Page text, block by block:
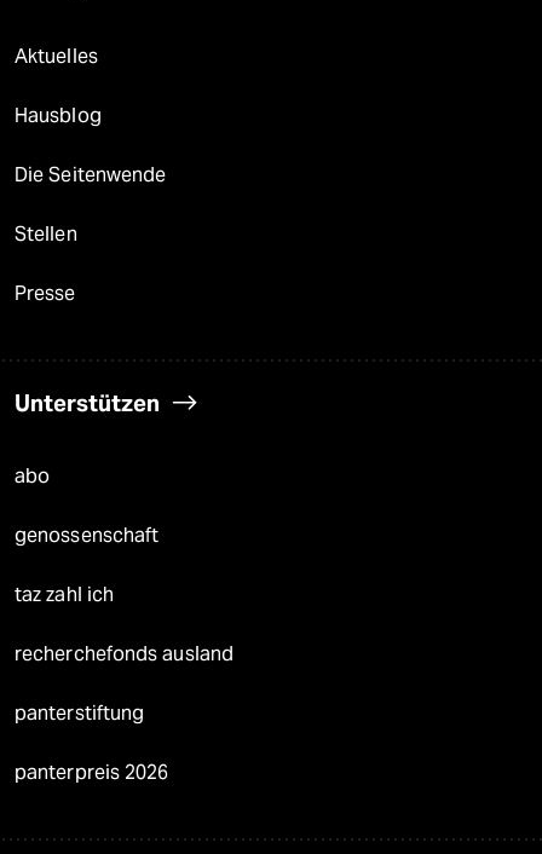
Aktuelles
Hausblog
Die Seitenwende
Stellen
Presse
Unterstützen
abo
genossenschaft
taz zahl ich
recherchefonds ausland
panterstiftung
panterpreis 2026